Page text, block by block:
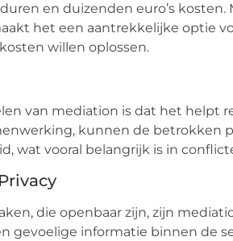
en duizenden euro’s kosten.
het een aantrekkelijke optie
willen oplossen.
van mediation is dat het helpt
kunnen de betrokken
wat vooral belangrijk is in
die openbaar zijn, zijn
gevoelige informatie binnen de